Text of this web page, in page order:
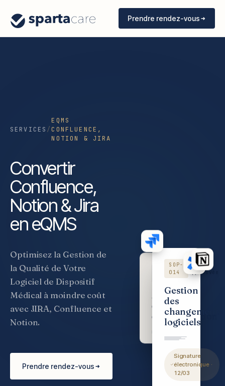
Prendre rendez-vous
SERVICES /
EQMS
CONFLUENCE,
NOTION & JIRA
Convertir
Confluence,
Notion & Jira
en eQMS
Optimisez la Gestion de
la Qualité de Votre
Logiciel de Dispositif
Médical à moindre coût
avec JIRA, Confluence et
Notion.
Prendre rendez-vous
SOP-
007
v2.1
Maîtrise
de la
documentation
SOP-
014
v3.2 ·
Approuvée
Gestion
des
changements
logiciels
Signature
électronique ·
12/03